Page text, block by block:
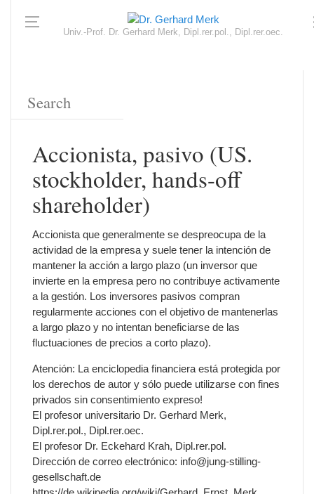
Univ.-Prof. Dr. Gerhard Merk, Dipl.rer.pol., Dipl.rer.oec.
Accionista, pasivo (US.
stockholder, hands-off
shareholder)
Accionista que generalmente se despreocupa de la
actividad de la empresa y suele tener la intención de
mantener la acción a largo plazo (un inversor que
invierte en la empresa pero no contribuye activamente
a la gestión. Los inversores pasivos compran
regularmente acciones con el objetivo de mantenerlas
a largo plazo y no intentan beneficiarse de las
fluctuaciones de precios a corto plazo).
Atención: La enciclopedia financiera está protegida por
los derechos de autor y sólo puede utilizarse con fines
privados sin consentimiento expreso!
El profesor universitario Dr. Gerhard Merk,
Dipl.rer.pol., Dipl.rer.oec.
El profesor Dr. Eckehard Krah, Dipl.rer.pol.
Dirección de correo electrónico: info@jung-stilling-
gesellschaft.de